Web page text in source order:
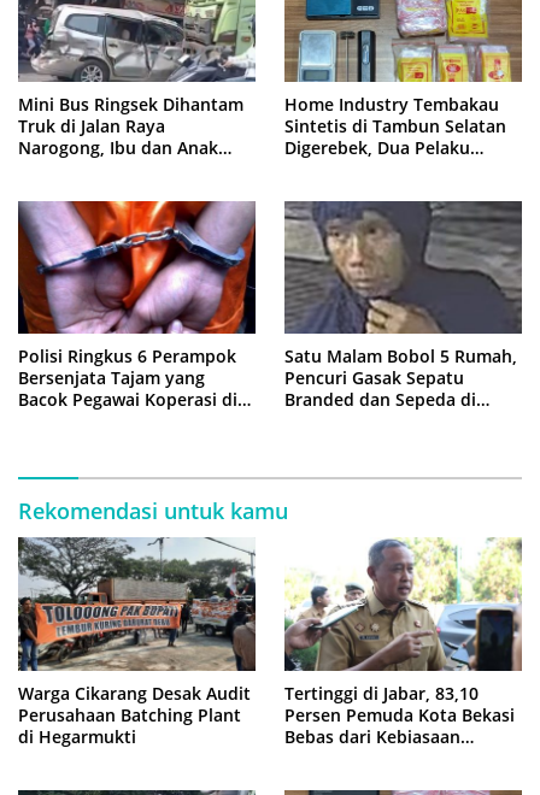
Mini Bus Ringsek Dihantam
Truk di Jalan Raya
Narogong, Ibu dan Anak
Home Industry Tembakau
Sintetis di Tambun Selatan
Digerebek, Dua Pelaku
Polisi Ringkus 6 Perampok
Bersenjata Tajam yang
Bacok Pegawai Koperasi di
Satu Malam Bobol 5 Rumah,
Pencuri Gasak Sepatu
Branded dan Sepeda di
Rekomendasi untuk kamu
Warga Cikarang Desak Audit
Perusahaan Batching Plant
di Hegarmukti
Tertinggi di Jabar, 83,10
Persen Pemuda Kota Bekasi
Bebas dari Kebiasaan